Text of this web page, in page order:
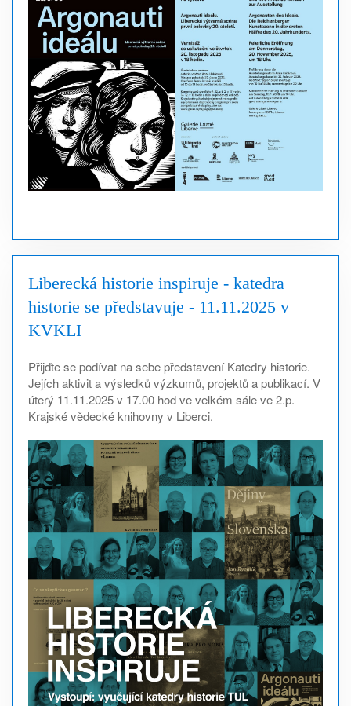
Liberecká historie inspiruje - katedra
historie se představuje - 11.11.2025 v
KVKLI
Přijďte se podívat na sebe představení Katedry historie.
Jejích aktivit a výsledků výzkumů, projektů a publikací. V
úterý 11.11.2025 v 17.00 hod ve velkém sále ve 2.p.
Krajské vědecké knihovny v Liberci.